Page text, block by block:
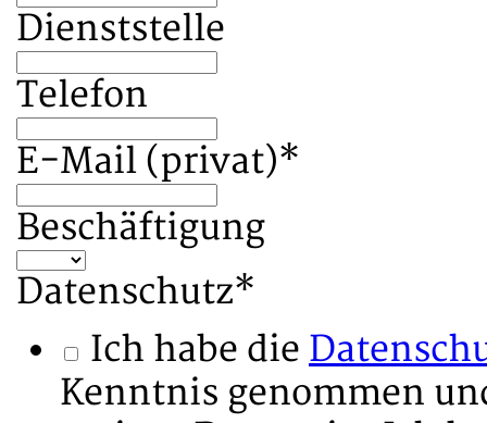
Dienststelle
Telefon
E-Mail (privat)*
Beschäftigung
Datenschutz*
Ich habe die
Kenntnis genommen